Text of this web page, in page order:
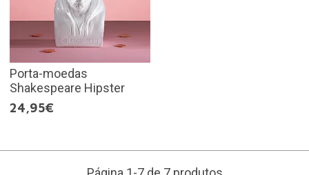
Porta-moedas
Shakespeare Hipster
24,95€